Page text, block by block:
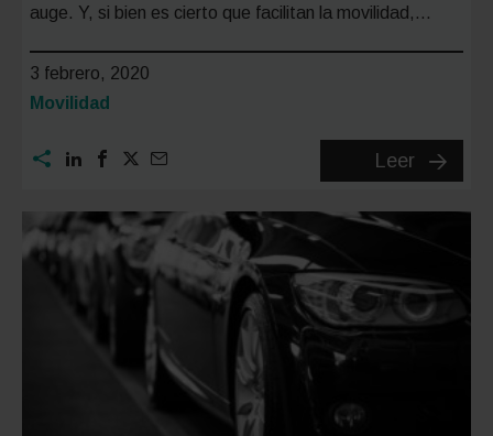
auge. Y, si bien es cierto que facilitan la movilidad,…
3 febrero, 2020
Categoría:
Movilidad
Leer